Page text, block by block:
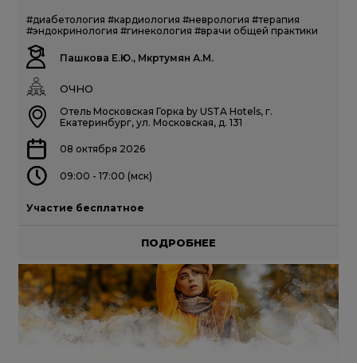
#диабетология #кардиология #неврология #терапия
#эндокринология #гинекология #врачи общей практики
Пашкова Е.Ю., Мкртумян А.М.
ОЧНО
Отель Московская Горка by USTA Hotels, г.
Екатеринбург, ул. Московская, д. 131
08 октября 2026
09:00 - 17:00 (мск)
Участие бесплатное
ПОДРОБНЕЕ